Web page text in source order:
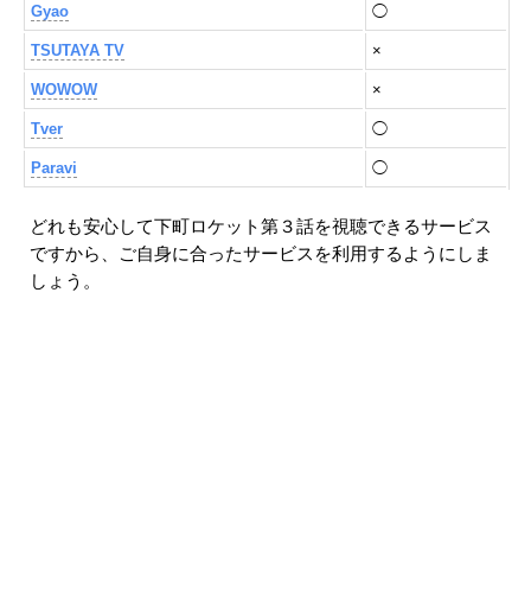
Gyao ◯
TSUTAYA TV ×
WOWOW ×
Tver ◯
Paravi ◯
どれも安心して下町ロケット第３話を視聴できるサービス
ですから、ご自身に合ったサービスを利用するようにしま
しょう。